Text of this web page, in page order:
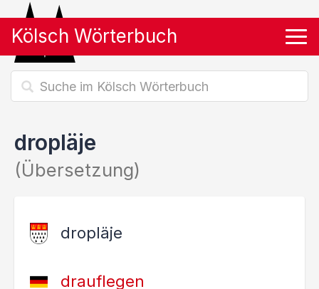
Kölsch Wörterbuch
dropläje
(Übersetzung)
dropläje
drauflegen